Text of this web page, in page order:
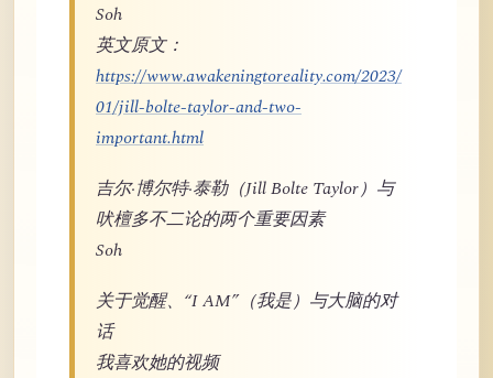
Soh
英文原文：
https://www.awakeningtoreality.com/2023/
01/jill-bolte-taylor-and-two-
important.html
吉尔·博尔特·泰勒（Jill Bolte Taylor）与
吠檀多不二论的两个重要因素
Soh
关于觉醒、“I AM”（我是）与大脑的对
话
我喜欢她的视频